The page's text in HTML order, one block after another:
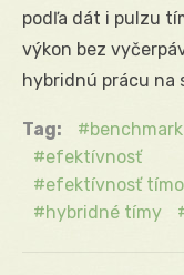
podľa dát i pulzu
výkon bez
hybridnú prácu na
Tag:
efektívnosť
efektívnosť
hybridné tímy